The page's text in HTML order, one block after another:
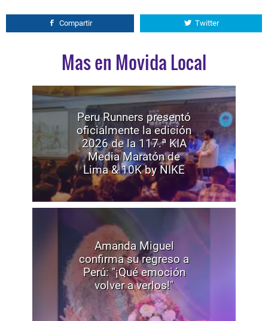
Compartir Twitter
Mas en Movida Local
Peru Runners presentó
oficialmente la edición
2026 de la 117.ª KIA
Media Maratón de
Lima & 10K by NIKE
Amanda Miguel
confirma su regreso a
Perú: "¡Qué emoción
volver a verlos!"